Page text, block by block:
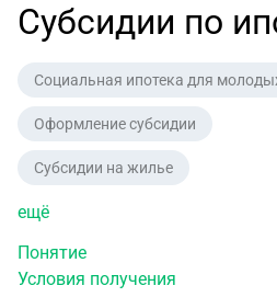
Субсидии по
Социальная ипотека для
Оформление субсидии
Субсидии на жилье
ещё
Понятие
Условия получения